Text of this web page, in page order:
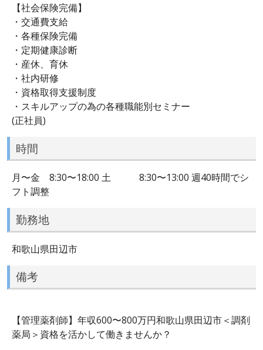
【社会保険完備】
・交通費支給
・各種保険完備
・定期健康診断
・産休、育休
・社内研修
・資格取得支援制度
・スキルアップの為の各種職能別セミナー
(正社員)
時間
月〜金 8:30〜18:00 土 8:30〜13:00 週40時間でシ
フト調整
勤務地
和歌山県田辺市
備考
【管理薬剤師】年収600〜800万円和歌山県田辺市＜調剤
薬局＞資格を活かして働きませんか？